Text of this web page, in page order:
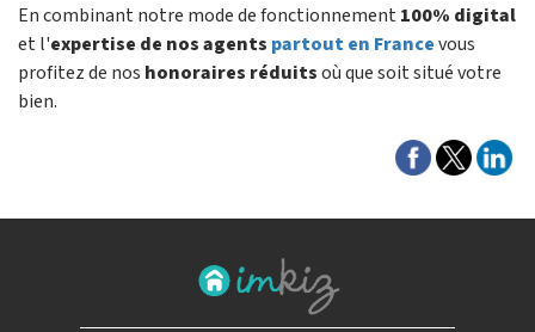
En combinant notre mode de fonctionnement 100% digital
et l'expertise de nos agents partout en Francevous
profitez de nos honoraires réduitsoù que soit situé votre
bien.